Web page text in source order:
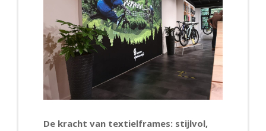
De kracht van textielframes: stijlvol,